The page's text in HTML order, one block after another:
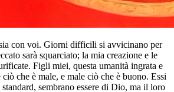
con voi. Giorni difficili si avvicinano per
sarà squarciato; la mia creazione e le
Figli miei, questa umanità ingrata e
che è male, e male ciò che è buono. Essi
sembrano essere di Dio, ma il loro